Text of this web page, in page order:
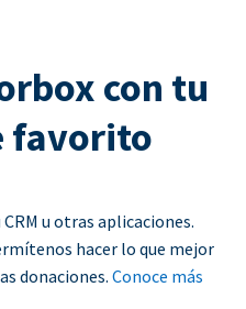
con tu
favorito
u otras aplicaciones.
hacer lo que mejor
donaciones. Conoce más